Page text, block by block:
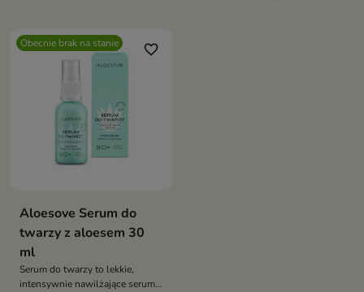
oraz promienną
Obecnie brak na stanie favorite_border
Aloesove Serum do
twarzy z aloesem 30
ml
Serum do twarzy to lekkie,
intensywnie nawilżające serum